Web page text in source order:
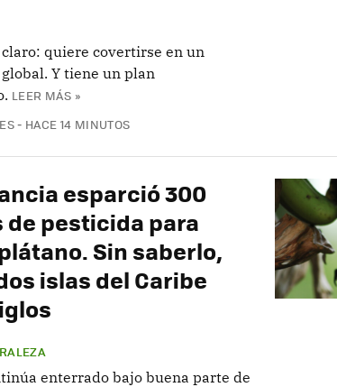
claro: quiere covertirse en un
Y tiene un plan
LEER MÁS »
HACE 14 MINUTOS
esparció 300
pesticida para
Sin saberlo,
islas del Caribe
enterrado bajo buena parte de